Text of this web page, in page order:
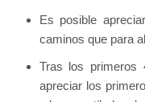
Es posible
caminos que para
Tras los primeros
apreciar los